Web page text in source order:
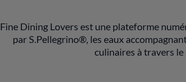
Fine Dining Lovers est une plateforme
par S.Pellegrino®, les eaux
culinaires à travers le